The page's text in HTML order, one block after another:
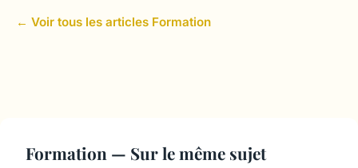
← Voir tous les articles Formation
Formation — Sur le même sujet